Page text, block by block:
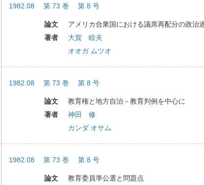
1982.08 第 73 巻 第 8 号
論文
アメリカ合衆国における議席再配分の政治
著者
大賀 睦夫
オオガ ムツオ
1982.08 第 73 巻 第 8 号
論文
教育権と地方自治－教育判例を中心に
著者
神田 修
カンダ オサム
1982.08 第 73 巻 第 8 号
論文
教育委員準公選と問題点